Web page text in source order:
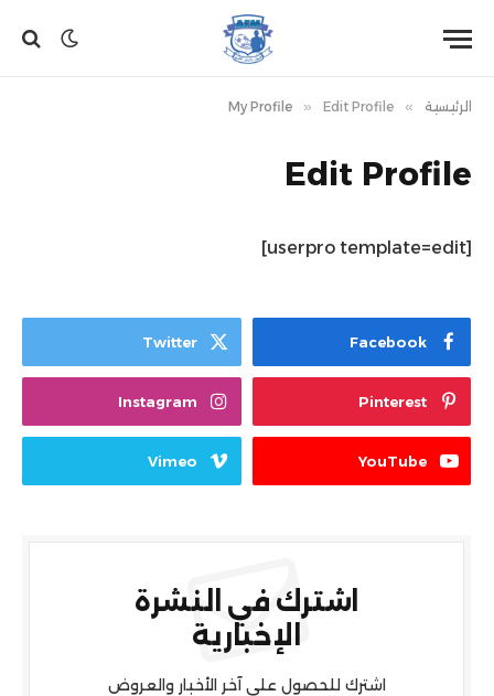
الرئيسية »
My Profile » Edit Profile
Edit Profile
[userpro template=edit]
Facebook
Twitter
Pinterest
Instagram
YouTube
Vimeo
اشترك في النشرة
الإخبارية
اشترك للحصول علي آخر الأخبار والعروض